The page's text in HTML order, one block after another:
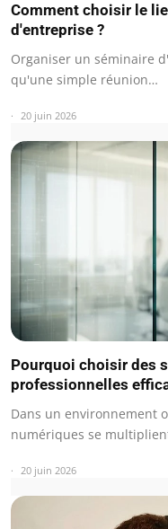
Comment choisir le
d'entreprise ?
Organiser un séminaire
qu'une simple réunion…
20 juin 2026
Pourquoi choisir des
professionnelles
Dans un environnement
numériques se
20 juin 2026